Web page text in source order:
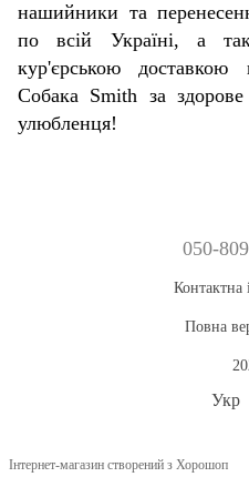
нашийники та
по всій Україні, а
кур'єрською
Собака Smith за
улюбленця!
050-
Контактна
Повна
Укр
Інтернет-магазин створений з Хорошоп